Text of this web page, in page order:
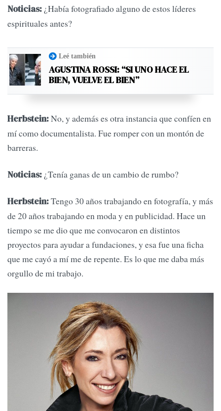
Noticias: ¿Había fotografiado alguno de estos líderes
espirituales antes?
Leé también
AGUSTINA ROSSI: “SI UNO HACE EL
BIEN, VUELVE EL BIEN”
Herbstein:No, y además es otra instancia que confíen en
mí como documentalista. Fue romper con un montón de
barreras.
Noticias: ¿Tenía ganas de un cambio de rumbo?
Herbstein:Tengo 30 años trabajando en fotografía, y más
de 20 años trabajando en moda y en publicidad. Hace un
tiempo se me dio que me convocaron en distintos
proyectos para ayudar a fundaciones, y esa fue una ficha
que me cayó a mí me de repente. Es lo que me daba más
orgullo de mi trabajo.